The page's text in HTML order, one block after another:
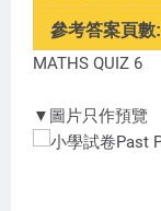
參考答案頁數:
MATHS QUIZ 6
▼圖片只作預覽